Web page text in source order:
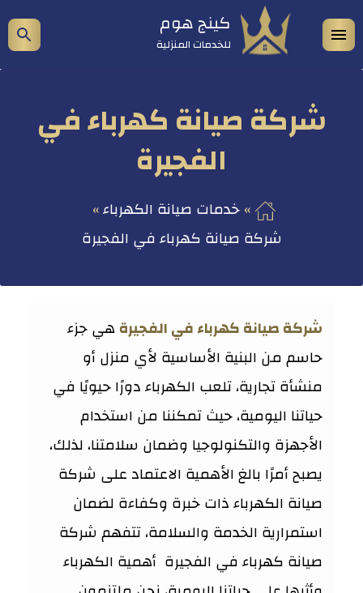
التجاوز
إلى
المحتوى
كينج هوم
للخدمات المنزلية
شركة صيانة كهرباء في
الفجيرة
خدمات صيانة الكهرباء
شركة صيانة كهرباء في الفجيرة
شركة صيانة كهرباء في الفجيرةهي جزء
حاسم من البنية الأساسية لأي منزل أو
منشأة تجارية، تلعب الكهرباء دورًا حيويًا في
حياتنا اليومية، حيث تمكننا من استخدام
الأجهزة والتكنولوجيا وضمان سلامتنا، لذلك،
يصبح أمرًا بالغ الأهمية الاعتماد على شركة
صيانة الكهرباء ذات خبرة وكفاءة لضمان
استمرارية الخدمة والسلامة، تتفهم شركة
صيانة كهرباء في الفجيرة أهمية الكهرباء